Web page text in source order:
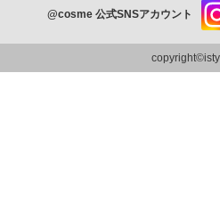
@cosme 公式SNSアカウント